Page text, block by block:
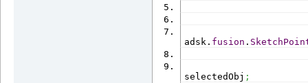
adsk. fusion .
selectedObj ;